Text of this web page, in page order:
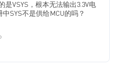
是VSYS，根本无法输出3.3V电
SYS不是供给MCU的吗？